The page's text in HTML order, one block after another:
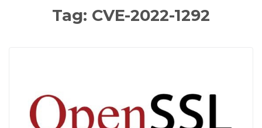
Tag: CVE-2022-1292